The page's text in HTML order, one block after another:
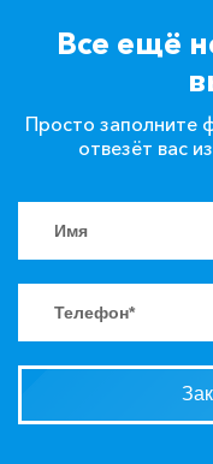
Все ещё
Просто заполните
отвезёт вас